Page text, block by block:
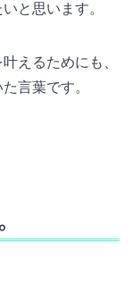
と思います。
えるためにも、
言葉です。